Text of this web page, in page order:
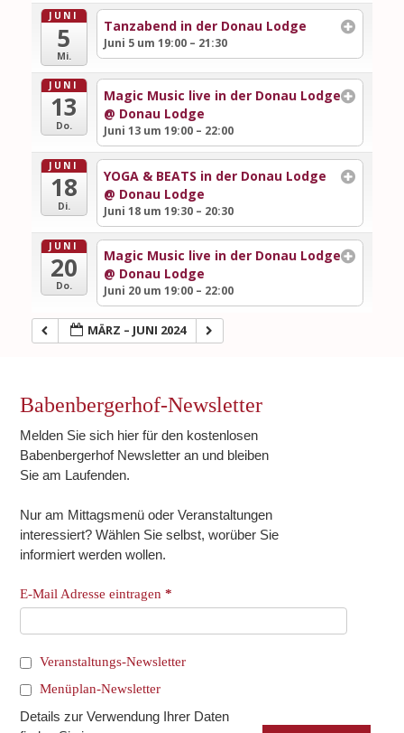
JUNI
5
Mi.
Tanzabend in der Donau Lodge
Juni 5 um 19:00 – 21:30
JUNI
13
Do.
Magic Music live in der Donau Lodge
@ Donau Lodge
Juni 13 um 19:00 – 22:00
JUNI
18
Di.
YOGA & BEATS in der Donau Lodge
@ Donau Lodge
Juni 18 um 19:30 – 20:30
JUNI
20
Do.
Magic Music live in der Donau Lodge
@ Donau Lodge
Juni 20 um 19:00 – 22:00
MÄRZ – JUNI 2024
Babenbergerhof-Newsletter
Melden Sie sich hier für den kostenlosen
Babenbergerhof Newsletter an und bleiben
Sie am Laufenden.
Nur am Mittagsmenü oder Veranstaltungen
interessiert? Wählen Sie selbst, worüber Sie
informiert werden wollen.
E-Mail Adresse eintragen*
Veranstaltungs-Newsletter
Menüplan-Newsletter
Details zur Verwendung Ihrer Daten